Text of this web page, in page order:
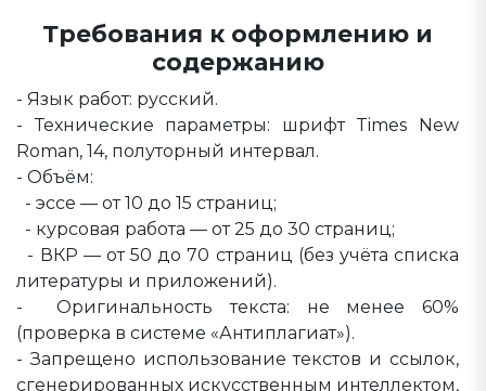
Требования к оформлению и
содержанию
- Язык работ: русский.
- Технические параметры: шрифт Times New
Roman, 14, полуторный интервал.
- Объём:
- эссе — от 10 до 15 страниц;
- курсовая работа — от 25 до 30 страниц;
- ВКР — от 50 до 70 страниц (без учёта списка
литературы и приложений).
- Оригинальность текста: не менее 60%
(проверка в системе «Антиплагиат»).
- Запрещено использование текстов и ссылок,
сгенерированных искусственным интеллектом,